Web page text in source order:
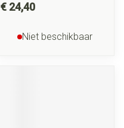
€ 24,40
Niet beschikbaar